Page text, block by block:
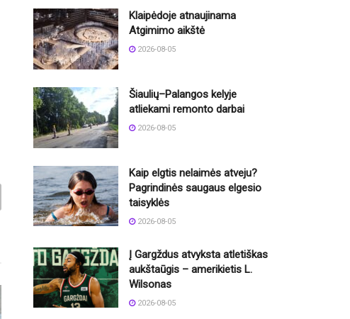
Klaipėdoje atnaujinama
Atgimimo aikštė
2026-08-05
Šiaulių–Palangos kelyje
atliekami remonto darbai
2026-08-05
Kaip elgtis nelaimės atveju?
Pagrindinės saugaus elgesio
taisyklės
2026-08-05
Į Gargždus atvyksta atletiškas
aukštaūgis – amerikietis L.
Wilsonas
2026-08-05